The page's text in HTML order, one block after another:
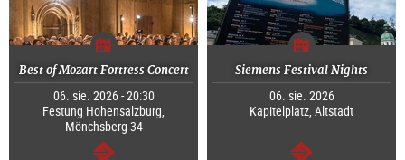
Best of Mozart Fortress Concert
06. sie. 2026 - 20:30
Festung Hohensalzburg,
Mönchsberg 34
Siemens Festival Nights
06. sie. 2026
Kapitelplatz, Altstadt